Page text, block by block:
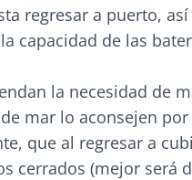
regresar a puerto,
capacidad de las
la necesidad de
mar lo aconsejen
que al regresar a
cerrados (mejor será